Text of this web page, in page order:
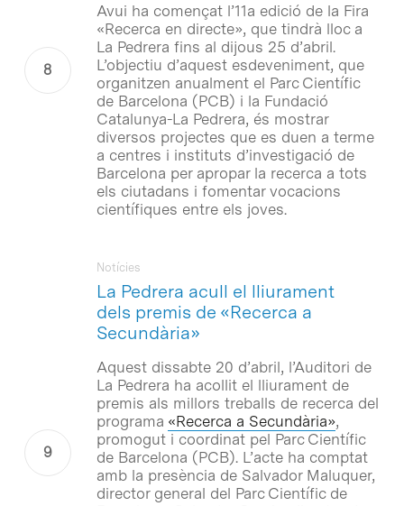
Avui ha començat l’11a edició de la Fira
«Recerca en directe», que tindrà lloc a
La Pedrera fins al dijous 25 d’abril.
L’objectiu d’aquest esdeveniment, que
organitzen anualment el Parc Científic
de Barcelona (PCB) i la Fundació
Catalunya-La Pedrera, és mostrar
diversos projectes que es duen a terme
a centres i instituts d’investigació de
Barcelona per apropar la recerca a tots
els ciutadans i fomentar vocacions
científiques entre els joves.
La Pedrera acull el lliurament
dels premis de «Recerca a
Secundària»
Notícies
Aquest dissabte 20 d’abril, l’Auditori de
La Pedrera ha acollit el lliurament de
premis als millors treballs de recerca del
programa «Recerca a Secundària»,
promogut i coordinat pel Parc Científic
de Barcelona (PCB). L’acte ha comptat
amb la presència de Salvador Maluquer,
director general del Parc Científic de